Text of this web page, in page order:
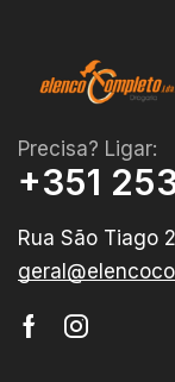
Precisa? Ligar:
+351
Rua São Tiago